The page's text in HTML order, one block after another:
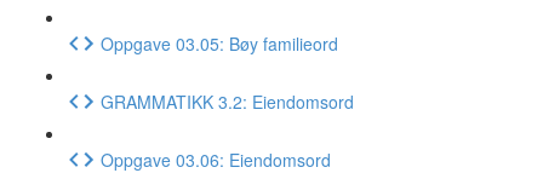
Oppgave 03.05: Bøy familieord
GRAMMATIKK 3.2: Eiendomsord
Oppgave 03.06: Eiendomsord